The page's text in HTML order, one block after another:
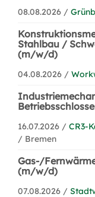
08.08.2026 /
Stahlbau /
(m/w/d)
04.08.2026 /
16.07.2026 / CR3-
/ Bremen
Gas-/
(m/w/d)
07.08.2026 /